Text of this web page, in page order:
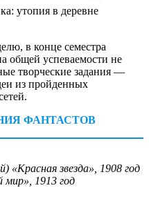
утопия в деревне
в конце семестра
общей успеваемости не
творческие задания —
из пройденных
ФАНТАСТОВ
«Красная звезда», 1908 год
1913 год